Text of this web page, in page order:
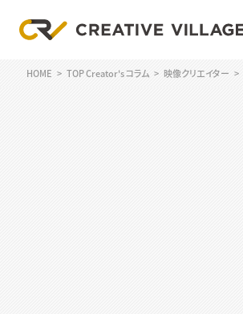
HOME TOP Creator's コラム 映像クリエイター